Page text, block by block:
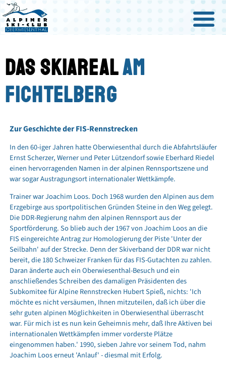
DAS SKIAREALAM
FICHTELBERG
Zur Geschichte der FIS-Rennstrecken
In den 60-iger Jahren hatte Oberwiesenthal durch die Abfahrtsläufer
Ernst Scherzer, Werner und Peter Lützendorf sowie Eberhard Riedel
einen hervorragenden Namen in der alpinen Rennsportszene und
war sogar Austragungsort internationaler Wettkämpfe.
Trainer war Joachim Loos. Doch 1968 wurden den Alpinen aus dem
Erzgebirge aus sportpolitischen Gründen Steine in den Weg gelegt.
Die DDR-Regierung nahm den alpinen Rennsport aus der
Sportförderung. So blieb auch der 1967 von Joachim Loos an die
FIS eingereichte Antrag zur Homologierung der Piste 'Unter der
Seilbahn' auf der Strecke. Denn der Skiverband der DDR war nicht
bereit, die 180 Schweizer Franken für das FIS-Gutachten zu zahlen.
Daran änderte auch ein Oberwiesenthal-Besuch und ein
anschließendes Schreiben des damaligen Präsidenten des
Subkomitee für Alpine Rennstrecken Hubert Spieß, nichts: 'Ich
möchte es nicht versäumen, Ihnen mitzuteilen, daß ich über die
sehr guten alpinen Möglichkeiten in Oberwiesenthal überrascht
war. Für mich ist es nun kein Geheimnis mehr, daß Ihre Aktiven bei
internationalen Wettkämpfen immer vorderste Plätze
eingenommen haben.' 1990, sieben Jahre vor seinem Tod, nahm
Joachim Loos erneut 'Anlauf' - diesmal mit Erfolg.